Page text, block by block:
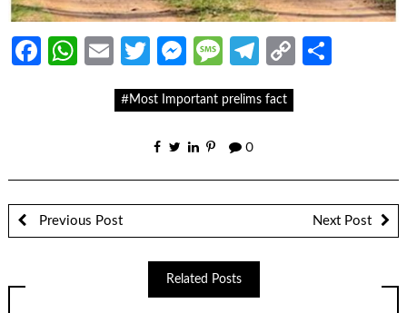
Facebook
WhatsApp
EmailTwitter
Messenger
Message
Telegram
Copy
#Most Important prelims fact
0
Previous Post Next Post
Related Posts